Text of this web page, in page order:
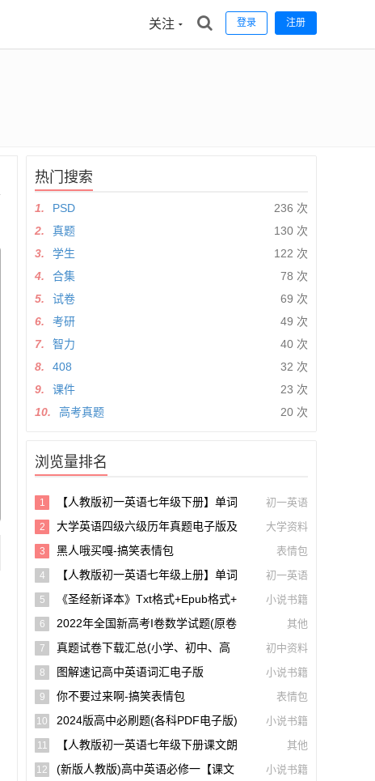
登录 注册
关注
热门搜索
1. PSD
236 次
2.
真题
130 次
3.
学生
122 次
4.
合集
78 次
5.
试卷
69 次
6.
考研
49 次
7.
智力
40 次
8.
408
32 次
9.
课件
23 次
10.
高考真题 20 次
浏览量排名
1
【人教版初一英语七年级下册】单词
和课文朗读录音听力mp3音频【A0027
5】
初一英语
2
大学英语四级六级历年真题电子版及
模拟试卷下载(含听力和答案解析 CET
4、CET6试卷可打印)[s1697]
大学资料
3 黑人哦买嘎-搞笑表情包 表情包
4
【人教版初一英语七年级上册】单词
和课文朗读录音听力mp3音频
初一英语
5
《圣经新译本》txt格式+epub格式+
Pdf格式下载【A00605】
小说书籍
6
2022年全国新高考I卷数学试题(原卷
版+解析版)(doc格式下载)【A02285】
其他
7
真题试卷下载汇总(小学、初中、高
中、大学、考研、考公考编)(持续更新)
初中资料
8 图解速记高中英语词汇电子版 小说书籍
9 你不要过来啊-搞笑表情包 表情包
10
2024版高中必刷题(各科PDF电子版)
【A00141】
小说书籍
11
【人教版初一英语七年级下册课文朗
读听力mp3】Unit 1
其他
12
(新版人教版)高中英语必修一【课文
小说书籍